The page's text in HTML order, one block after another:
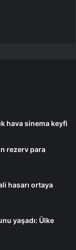
hava sinema keyfi
rezerv para
hasarı ortaya
yaşadı: Ülke